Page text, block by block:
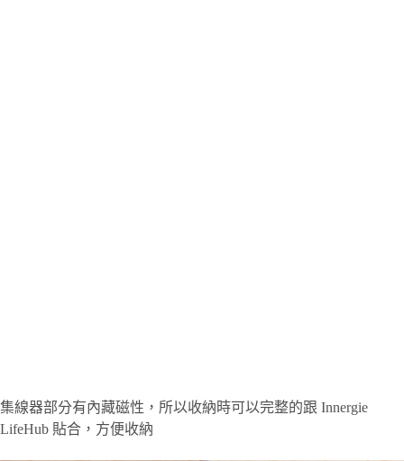
集線器部分有內藏磁性，所以收納時可以完整的跟 Innergie
LifeHub 貼合，方便收納